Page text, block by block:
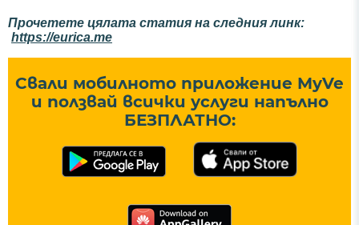
Прочетете цялата статия на следния линк:
https://eurica.me
Свали мобилното приложение MyVe
и ползвай всички услуги напълно
БЕЗПЛАТНО: